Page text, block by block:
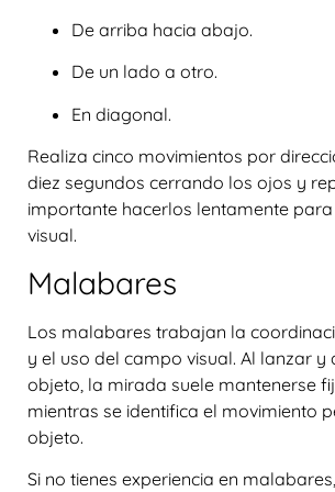
De arriba hacia abajo.
De un lado a otro.
En diagonal.
Realiza cinco movimientos por
diez segundos cerrando los ojos y
importante hacerlos lentamente
visual.
Malabares
Los malabares trabajan la
y el uso del campo visual. Al lanzar y
objeto, la mirada suele mantenerse
mientras se identifica el movimiento
objeto.
Si no tienes experiencia en